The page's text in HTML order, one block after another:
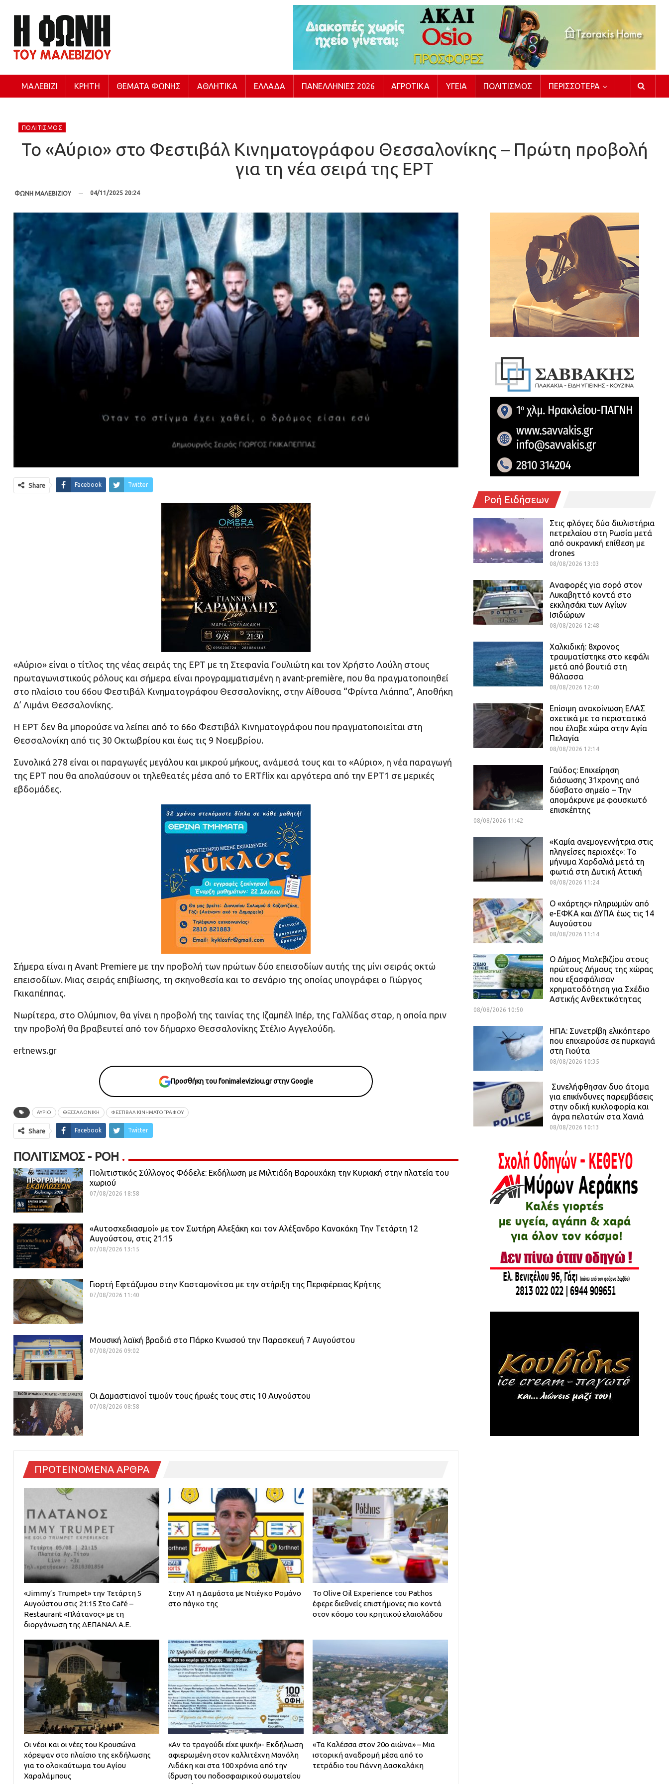
ΜΑΛΕΒΊΖΙ ΚΡΉΤΗ ΘΈΜΑΤΑ ΦΩΝΉΣ ΑΘΛΗΤΙΚΆ ΕΛΛΆΔΑ ΠΑΝΕΛΛΉΝΙΕΣ 2026 ΑΓΡΟΤΙΚΆ ΥΓΕΊΑ ΠΟΛΙΤΙΣΜΌΣ ΠΕΡΙΣΣΌΤΕΡΑ
ΠΟΛΙΤΙΣΜΌΣ
Το «Αύριο» στο Φεστιβάλ Κινηματογράφου Θεσσαλονίκης – Πρώτη προβολή
για τη νέα σειρά της ΕΡΤ
ΦΩΝΗ ΜΑΛΕΒΙΖΙΟΥ 04/11/2025 20:24
Share Facebook Twitter
«Αύριο» είναι ο τίτλος της νέας σειράς της ΕΡΤ με τη Στεφανία Γουλιώτη και τον Χρήστο Λούλη στους
πρωταγωνιστικούς ρόλους και σήμερα είναι προγραμματισμένη η avant-première, που θα πραγματοποιηθεί
στο πλαίσιο του 66ου Φεστιβάλ Κινηματογράφου Θεσσαλονίκης, στην Αίθουσα “Φρίντα Λιάππα”, Αποθήκη
Δ’ Λιμάνι Θεσσαλονίκης.
Η ΕΡΤ δεν θα μπορούσε να λείπει από το 66ο Φεστιβάλ Κινηματογράφου που πραγματοποιείται στη
Θεσσαλονίκη από τις 30 Οκτωβρίου και έως τις 9 Νοεμβρίου.
Συνολικά 278 είναι οι παραγωγές μεγάλου και μικρού μήκους, ανάμεσά τους και το «Αύριο», η νέα παραγωγή
της ΕΡΤ που θα απολαύσουν οι τηλεθεατές μέσα από το ERTflix και αργότερα από την ΕΡΤ1 σε μερικές
εβδομάδες.
Σήμερα είναι η Avant Premiere με την προβολή των πρώτων δύο επεισοδίων αυτής της μίνι σειράς οκτώ
επεισοδίων. Μιας σειράς επιβίωσης, τη σκηνοθεσία και το σενάριο της οποίας υπογράφει ο Γιώργος
Γκικαπέππας.
Νωρίτερα, στο Ολύμπιον, θα γίνει η προβολή της ταινίας της Ιζαμπέλ Ιπέρ, της Γαλλίδας σταρ, η οποία πριν
την προβολή θα βραβευτεί από τον δήμαρχο Θεσσαλονίκης Στέλιο Αγγελούδη.
ertnews.gr
Προσθήκη του fonimaleviziou.gr στην Google
ΑΥΡΙΟ ΘΕΣΣΑΛΟΝΙΚΗ ΦΕΣΤΙΒΑΛ ΚΙΝΗΜΑΤΟΓΡΑΦΟΥ
Share Facebook Twitter
ΠΟΛΙΤΙΣΜΌΣ - ΡΟΗ
Πολιτιστικός Σύλλογος Φόδελε: Εκδήλωση με Μιλτιάδη Βαρουχάκη την Κυριακή στην πλατεία του
χωριού
07/08/2026 18:58
«Αυτοσχεδιασμοί» με τον Σωτήρη Αλεξάκη και τον Αλέξανδρο Κανακάκη Την Τετάρτη 12
Αυγούστου, στις 21:15
07/08/2026 13:15
Γιορτή Εφτάζυμου στην Κασταμονίτσα με την στήριξη της Περιφέρειας Κρήτης
07/08/2026 11:40
Μουσική λαϊκή βραδιά στο Πάρκο Κνωσού την Παρασκευή 7 Αυγούστου
07/08/2026 09:02
Οι Δαμαστιανοί τιμούν τους ήρωές τους στις 10 Αυγούστου
07/08/2026 08:58
ΠΡΟΤΕΙΝΟΜΕΝΑ ΑΡΘΡΑ
«Jimmy’s Trumpet» την Τετάρτη 5
Αυγούστου στις 21:15 Στο Café –
Restaurant «Πλάτανος» με τη
διοργάνωση της ΔΕΠΑΝΑΛ Α.Ε.
Στην Α1 η Δαμάστα με Ντιέγκο Ρομάνο
στο πάγκο της
Το Olive Oil Experience του Pathos
έφερε διεθνείς επιστήμονες πιο κοντά
στον κόσμο του κρητικού ελαιολάδου
Οι νέοι και οι νέες του Κρουσώνα
χόρεψαν στο πλαίσιο της εκδήλωσης
για το ολοκαύτωμα του Αγίου
Χαραλάμπους
«Αν το τραγούδι είχε ψυχή»- Εκδήλωση
αφιερωμένη στον καλλιτέχνη Μανόλη
Λιδάκη και στα 100 χρόνια από την
ίδρυση του ποδοσφαιρικού σωματείου
«Τα Καλέσσα στον 20ο αιώνα» – Μια
ιστορική αναδρομή μέσα από το
τετράδιο του Γιάννη Δασκαλάκη
Ροή Ειδήσεων
Στις φλόγες δύο διυλιστήρια
πετρελαίου στη Ρωσία μετά
από ουκρανική επίθεση με
drones
08/08/2026 13:03
Αναφορές για σορό στον
Λυκαβηττό κοντά στο
εκκλησάκι των Αγίων
Ισιδώρων
08/08/2026 12:48
Χαλκιδική: 8χρονος
τραυματίστηκε στο κεφάλι
μετά από βουτιά στη
θάλασσα
08/08/2026 12:40
Επίσιμη ανακοίνωση ΕΛΑΣ
σχετικά με το περιστατικό
που έλαβε χώρα στην Αγία
Πελαγία
08/08/2026 12:14
Γαύδος: Επιχείρηση
διάσωσης 31χρονης από
δύσβατο σημείο – Την
απομάκρυνε με φουσκωτό
επισκέπτης
08/08/2026 11:42
«Καμία ανεμογεννήτρια στις
πληγείσες περιοχές»: Το
μήνυμα Χαρδαλιά μετά τη
φωτιά στη Δυτική Αττική
08/08/2026 11:24
Ο «χάρτης» πληρωμών από
e-ΕΦΚΑ και ΔΥΠΑ έως τις 14
Αυγούστου
08/08/2026 11:14
Ο Δήμος Μαλεβιζίου στους
πρώτους Δήμους της χώρας
που εξασφάλισαν
χρηματοδότηση για Σχέδιο
Αστικής Ανθεκτικότητας
08/08/2026 10:50
ΗΠΑ: Συνετρίβη ελικόπτερο
που επιχειρούσε σε πυρκαγιά
στη Γιούτα
08/08/2026 10:35
Συνελήφθησαν δυο άτομα
για επικίνδυνες παρεμβάσεις
στην οδική κυκλοφορία και
άγρα πελατών στα Χανιά
08/08/2026 10:13